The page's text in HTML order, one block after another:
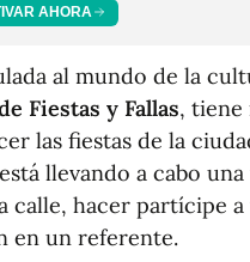
AHORA
al mundo de la
Fiestas y Fallas, tiene
las fiestas de la
llevando a cabo
calle, hacer partícipe
en un referente.